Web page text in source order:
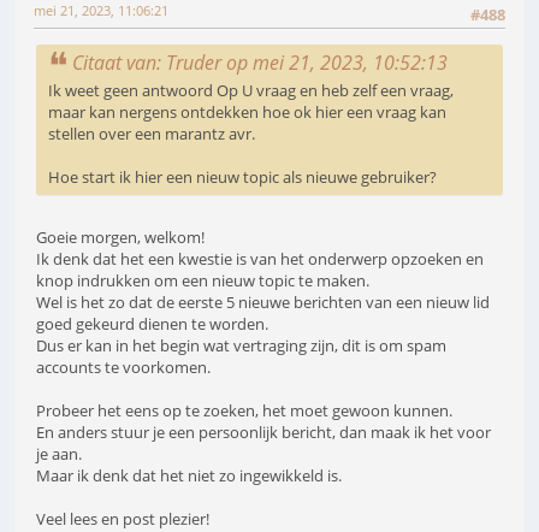
#488
mei 21, 2023, 11:06:21
Citaat van: Truder op mei 21, 2023, 10:52:13
Ik weet geen antwoord Op U vraag en heb zelf een vraag,
maar kan nergens ontdekken hoe ok hier een vraag kan
stellen over een marantz avr.
Hoe start ik hier een nieuw topic als nieuwe gebruiker?
Goeie morgen, welkom!
Ik denk dat het een kwestie is van het onderwerp opzoeken en
knop indrukken om een nieuw topic te maken.
Wel is het zo dat de eerste 5 nieuwe berichten van een nieuw lid
goed gekeurd dienen te worden.
Dus er kan in het begin wat vertraging zijn, dit is om spam
accounts te voorkomen.
Probeer het eens op te zoeken, het moet gewoon kunnen.
En anders stuur je een persoonlijk bericht, dan maak ik het voor
je aan.
Maar ik denk dat het niet zo ingewikkeld is.
Veel lees en post plezier!